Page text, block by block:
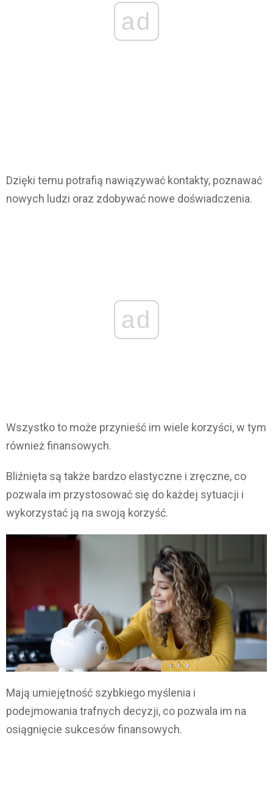
ad
Dzięki temu potrafią nawiązywać kontakty, poznawać
nowych ludzi oraz zdobywać nowe doświadczenia.
ad
Wszystko to może przynieść im wiele korzyści, w tym
również finansowych.
Bliźnięta są także bardzo elastyczne i zręczne, co
pozwala im przystosować się do każdej sytuacji i
wykorzystać ją na swoją korzyść.
Mają umiejętność szybkiego myślenia i
podejmowania trafnych decyzji, co pozwala im na
osiągnięcie sukcesów finansowych.